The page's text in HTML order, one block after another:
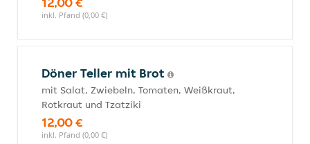
inkl. Pfand (0,00 €)
Döner Teller mit Brot
mit Salat, Zwiebeln, Tomaten, Weißkraut,
Rotkraut und Tzatziki
12,00 €
inkl. Pfand (0,00 €)